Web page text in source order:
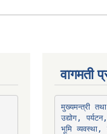
वागमती
उद्योग,
भूमि व्यवस्था,